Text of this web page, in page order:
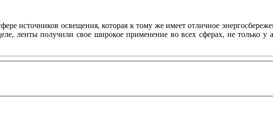
источников освещения, которая к тому же имеет отличное
ленты получили свое широкое применение во всех сферах, не только